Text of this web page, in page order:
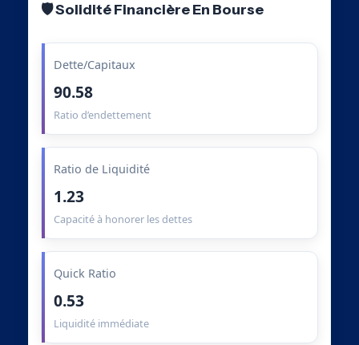
🛡️ Solidité Financière En Bourse
Dette/Capitaux
90.58
Ratio d’endettement
Ratio de Liquidité
1.23
Capacité à honorer les dettes
Quick Ratio
0.53
Liquidité immédiate